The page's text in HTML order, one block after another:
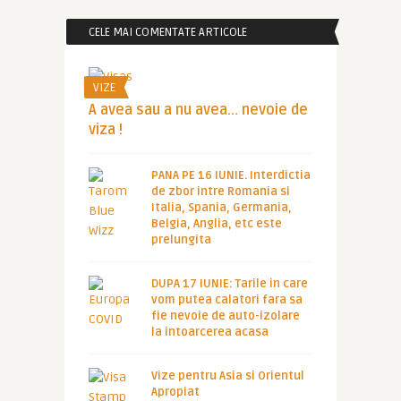
CELE MAI COMENTATE ARTICOLE
VIZE
A avea sau a nu avea… nevoie de
viza !
PANA PE 16 IUNIE. Interdictia
de zbor intre Romania si
Italia, Spania, Germania,
Belgia, Anglia, etc este
prelungita
DUPA 17 IUNIE: Tarile in care
vom putea calatori fara sa
fie nevoie de auto-izolare
la intoarcerea acasa
Vize pentru Asia si Orientul
Apropiat